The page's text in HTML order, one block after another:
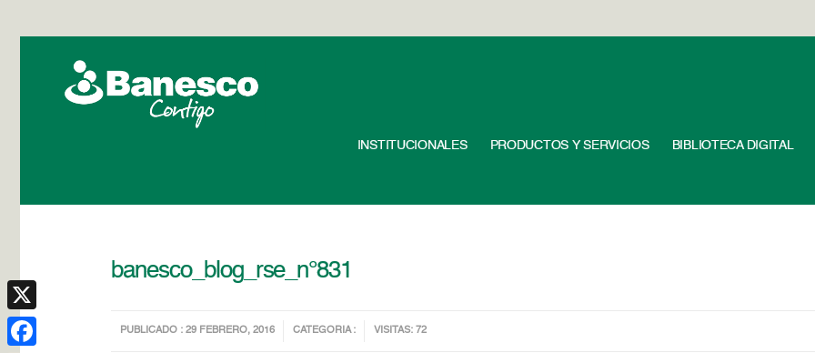
INSTITUCIONALES PRODUCTOS Y SERVICIOS BIBLIOTECA DIGITAL
banesco_blog_rse_n°831
PUBLICADO : 29 FEBRERO, 2016 CATEGORIA : VISITAS: 72
X